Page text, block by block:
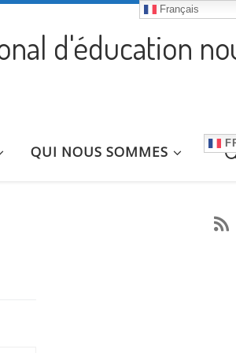
d'éducation
QUI NOUS SOMMES
Français